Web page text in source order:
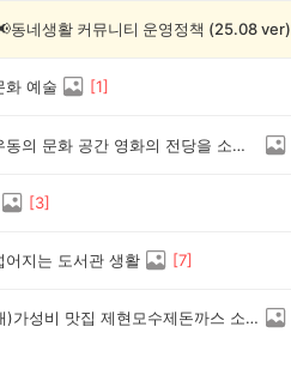
동네생활 커뮤니티 운영정책 (25.08 ver)
화 예술 [1]
부산 해운대구 우동의 문화 공간 영화의 전당을 소개합니다.
[3]
어지는 도서관 생활 [7]
우리 동네(해운대)가성비 맛집 제현모수제돈까스 소개~~~~